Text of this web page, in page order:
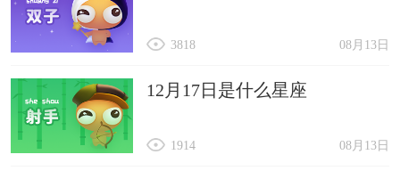
08月13日
3818
12月17日是什么星座
08月13日
1914